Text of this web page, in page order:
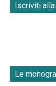
Iscriviti
Le